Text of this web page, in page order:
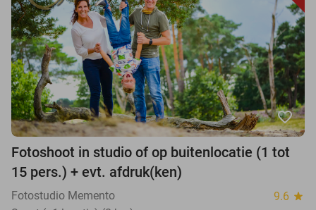
favorite_border
Fotoshoot in studio of op buitenlocatie (1 tot
15 pers.) + evt. afdruk(ken)
Fotostudio Memento 9.6 star